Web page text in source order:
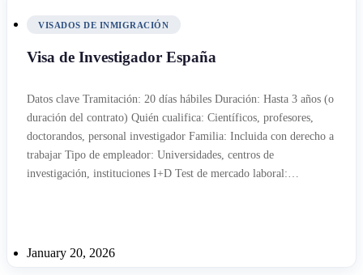
VISADOS DE INMIGRACIÓN
Visa de Investigador España
Datos clave Tramitación: 20 días hábiles Duración: Hasta 3 años (o
duración del contrato) Quién cualifica: Científicos, profesores,
doctorandos, personal investigador Familia: Incluida con derecho a
trabajar Tipo de empleador: Universidades, centros de
investigación, instituciones I+D Test de mercado laboral:…
January 20, 2026